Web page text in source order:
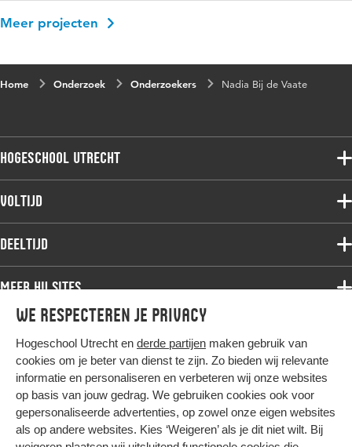
We respecteren je privacy
Hogeschool Utrecht en derde partijen maken gebruik van
cookies om je beter van dienst te zijn. Zo bieden wij relevante
informatie en personaliseren en verbeteren wij onze websites
op basis van jouw gedrag. We gebruiken cookies ook voor
gepersonaliseerde advertenties, op zowel onze eigen websites
als op andere websites. Kies ‘Weigeren’ als je dit niet wilt. Bij
Meer projecten
Home Onderzoek Onderzoekers Nadia Bij de Vaate
Hogeschool Utrecht
Voltijdopleidingen
Onderzoek
Werken bij de HU
Contact
Voltijd
Associate degree
Master
Studiekeuze voltijd
Deeltijd
Associate degree
Bachelor
Master
Post-master
Studiekeuze deeltijd
Meer HU sites
HU International
HU Bibliotheek
HU Ontwikkelt
Duurzame HU
Intranet
Hier komt alles samen
Colofon